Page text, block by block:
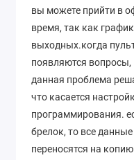
вы можете прийти в
время, так как
выходных.когда
появляются вопросы,
данная проблема
что касается
программирования.
брелок, то все
переносятся на